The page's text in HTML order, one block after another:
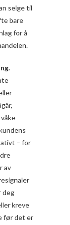
selge til
bare
for å
– for
av
deg
kreve
før det er